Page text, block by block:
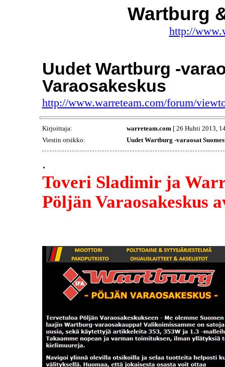
Wartburg
http://
Uudet Wartburg -
Varaosakeskus
http://www.warreteam.com/forum/
Kirjoittaja: warreteam.com[ 26 Huhti 2013,
Viestin otsikko:
Uudet Wartburg -varaosat
.
Toveri Sladimir ja
Pöljän Varaosakeskus